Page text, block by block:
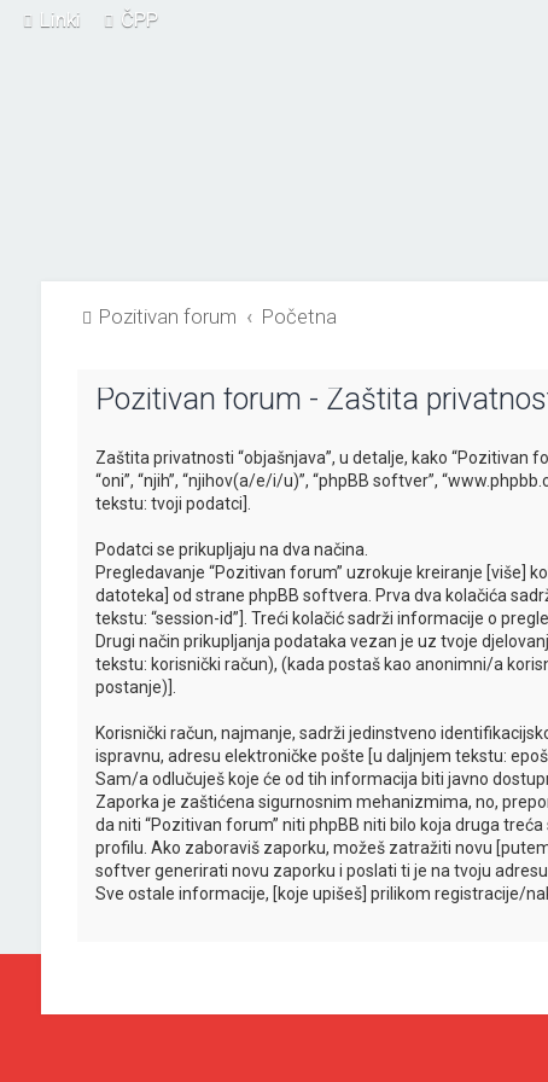
Linki ČPP
Pozitivan forum Početna
Pozitivan forum - Zaštita
Zaštita privatnosti “objašnjava”, u detalje, kako “Pozitivan
“oni”, “njih”, “njihov(a/e/i/u)”, “phpBB softver”,
tekstu: tvoji podatci].
Podatci se prikupljaju na dva načina.
Pregledavanje “Pozitivan forum” uzrokuje kreiranje [više]
datoteka] od strane phpBB softvera. Prva dva kolačića
tekstu: “session-id”]. Treći kolačić sadrži informacije o
Drugi način prikupljanja podataka vezan je uz tvoje
tekstu: korisnički račun), (kada postaš kao anonimni/a
postanje)].
Korisnički račun, najmanje, sadrži jedinstveno
ispravnu, adresu elektroničke pošte [u daljnjem tekstu:
Sam/a odlučuješ koje će od tih informacija biti javno
Zaporka je zaštićena sigurnosnim mehanizmima, no,
da niti “Pozitivan forum” niti phpBB niti bilo koja druga
profilu. Ako zaboraviš zaporku, možeš zatražiti novu
softver generirati novu zaporku i poslati ti je na tvoju adresu
Sve ostale informacije, [koje upišeš] prilikom registracije/